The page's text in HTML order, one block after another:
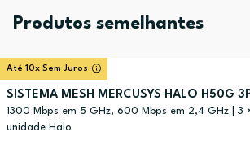
Produtos semelhantes
Até 10x Sem Juros
SISTEMA MESH MERCUSYS HALO H50G
1300 Mbps em 5 GHz, 600 Mbps em 2,4 GHz |
unidade Halo